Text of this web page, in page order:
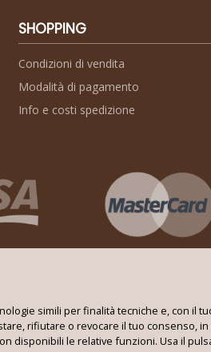
SHOPPING
Condizioni di vendita
Modalità di pagamento
Info e costi spedizione
simili per finalità tecniche e, con il
rifiutare o revocare il tuo consenso,
le relative funzioni. Usa il